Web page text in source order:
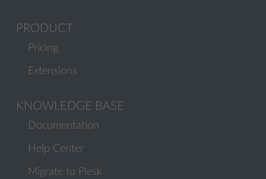
PRODUCT
Pricing
Extensions
KNOWLEDGE BASE
Documentation
Help Center
Migrate to Plesk